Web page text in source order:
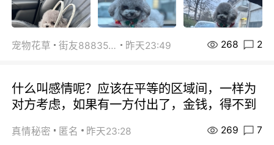
宠物花草 街友88835518 昨天23:49 268 2
什么叫感情呢？应该在平等的区域间，一样为
对方考虑，如果有一方付出了，金钱，得不到
真情秘密 匿名 昨天23:28 269 7